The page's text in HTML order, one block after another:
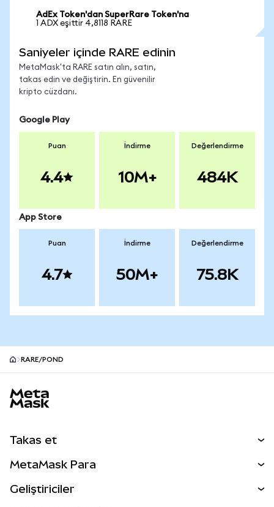
AdEx Token'dan SuperRare Token'na
1 ADX eşittir 4,8118 RARE
Saniyeler içinde RARE edinin
MetaMask'ta RARE satın alın, satın,
takas edin ve değiştirin. En güvenilir
kripto cüzdanı.
Google Play
Puan
4.4
İndirme
10M+
Değerlendirme
484K
App Store
Puan
4.7
İndirme
50M+
Değerlendirme
75.8K
RARE/POND
Takas et
Perps
MetaMask Para
Geliştiriciler